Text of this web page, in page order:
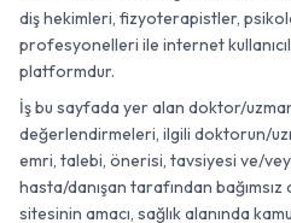
diş hekimleri, fizyoterapistler,
profesyonelleri ile internet
platformdur.
İş bu sayfada yer alan doktor/
değerlendirmeleri, ilgili doktorun/
emri, talebi, önerisi, tavsiyesi ve/
hasta/danışan tarafından
sitesinin amacı, sağlık alanında